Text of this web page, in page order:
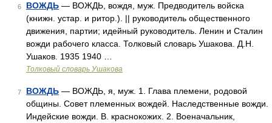
6 ВОЖДЬ — ВОЖДЬ, вождя, муж. Предводитель войска
(книжн. устар. и ритор.). || руководитель общественного
движения, партии; идейный руководитель. Ленин и Сталин
вожди рабочего класса. Толковый словарь Ушакова. Д.Н.
Ушаков. 1935 1940 …
Толковый словарь Ушакова
7 ВОЖДЬ — ВОЖДЬ, я, муж. 1. Глава племени, родовой
общины. Совет племенных вождей. Наследственные вожди.
Индейские вожди. В. краснокожих. 2. Военачальник,